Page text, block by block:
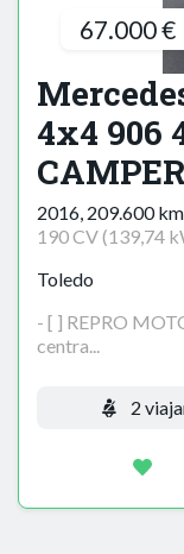
67.000 €
4x4 906
2016, 209.600 km
190 CV (139,74
Toledo
- [ ] REPRO
centra...
2